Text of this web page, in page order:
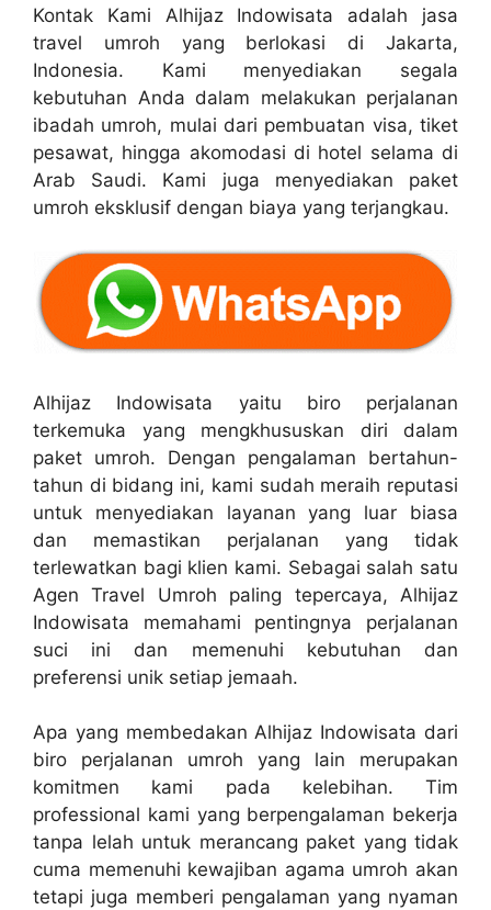
Kontak Kami Alhijaz Indowisata adalah jasa
travel umroh yang berlokasi di Jakarta,
Indonesia. Kami menyediakan segala
kebutuhan Anda dalam melakukan perjalanan
ibadah umroh, mulai dari pembuatan visa, tiket
pesawat, hingga akomodasi di hotel selama di
Arab Saudi. Kami juga menyediakan paket
umroh eksklusif dengan biaya yang terjangkau.
Alhijaz Indowisata yaitu biro perjalanan
terkemuka yang mengkhususkan diri dalam
paket umroh. Dengan pengalaman bertahun-
tahun di bidang ini, kami sudah meraih reputasi
untuk menyediakan layanan yang luar biasa
dan memastikan perjalanan yang tidak
terlewatkan bagi klien kami. Sebagai salah satu
Agen Travel Umroh paling tepercaya, Alhijaz
Indowisata memahami pentingnya perjalanan
suci ini dan memenuhi kebutuhan dan
preferensi unik setiap jemaah.
Apa yang membedakan Alhijaz Indowisata dari
biro perjalanan umroh yang lain merupakan
komitmen kami pada kelebihan. Tim
professional kami yang berpengalaman bekerja
tanpa lelah untuk merancang paket yang tidak
cuma memenuhi kewajiban agama umroh akan
tetapi juga memberi pengalaman yang nyaman